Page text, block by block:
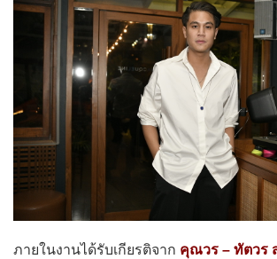
ภายในงานได้รับเกียรติจาก คุณวร – ทัตวร